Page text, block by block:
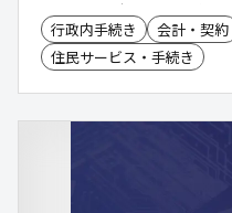
担の大幅な削減と効率化を
行政内手続き
会計・契約
住民サービス・手続き